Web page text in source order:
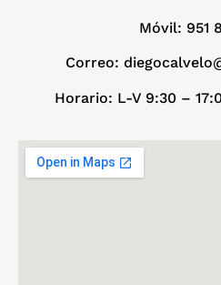
Móvil: 951
Correo:
Horario: L-V 9:30 –